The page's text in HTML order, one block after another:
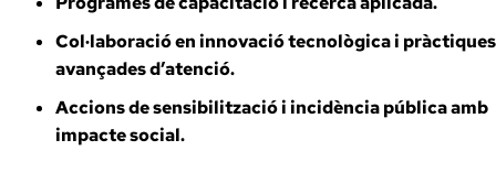
Col·laboració en innovació tecnològica i pràctiques
avançades d’atenció.
Accions de sensibilització i incidència pública amb
impacte social.